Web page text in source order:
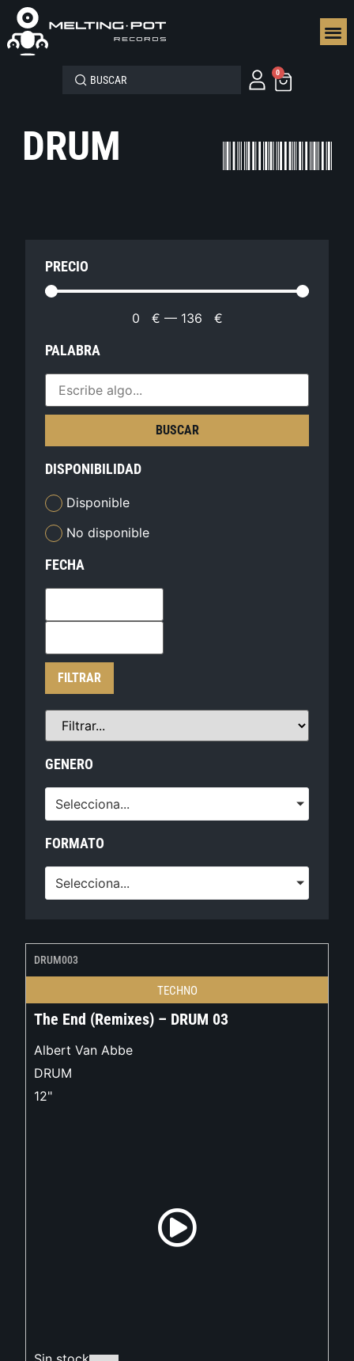
0
DRUM
PRECIO
0 € — 136 €
PALABRA
BUSCAR
DISPONIBILIDAD
Disponible
No disponible
FECHA
FILTRAR
GENERO
Selecciona...
FORMATO
Selecciona...
DRUM003
TECHNO
The End (Remixes) – DRUM 03
Albert Van Abbe
DRUM
12"